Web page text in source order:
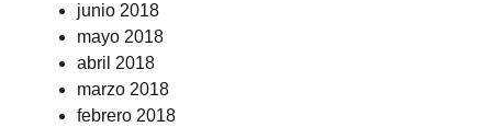
junio 2018
mayo 2018
abril 2018
marzo 2018
febrero 2018